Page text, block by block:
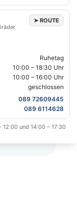
➤ ROUTE
Ruhetag
10:00 – 18:30 Uhr
10:00 – 16:00 Uhr
geschlossen
089 72609445
089 6114628
und 14:00 – 17:30